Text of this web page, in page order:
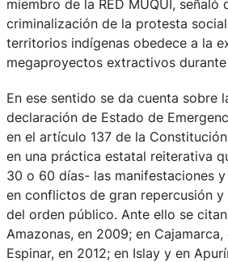
miembro de la RED MUQUI, señaló
criminalización de la protesta
territorios indígenas obedece a la
megaproyectos extractivos
En ese sentido se da cuenta sobre
declaración de Estado de
en el artículo 137 de la
en una práctica estatal reiterativa
30 o 60 días- las manifestaciones
en conflictos de gran repercusión
del orden público. Ante ello se
Amazonas, en 2009; en Cajamarca,
Espinar, en 2012; en Islay y en